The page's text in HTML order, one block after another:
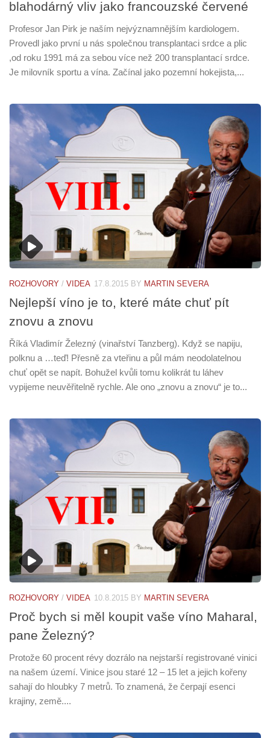
blahodárný vliv jako francouzské červené
Profesor Jan Pirk je naším nejvýznamnějším kardiologem.
Provedl jako první u nás společnou transplantaci srdce a plic
,od roku 1991 má za sebou více než 200 transplantací srdce.
Je milovník sportu a vína. Začínal jako pozemní hokejista,...
ROZHOVORY / VIDEA 17.8.2015 BY MARTIN SEVERA
Nejlepší víno je to, které máte chuť pít
znovu a znovu
Říká Vladimír Železný (vinařství Tanzberg). Když se napiju,
polknu a …teď! Přesně za vteřinu a půl mám neodolatelnou
chuť opět se napít. Bohužel kvůli tomu kolikrát tu láhev
vypijeme neuvěřitelně rychle. Ale ono „znovu a znovu“ je to...
ROZHOVORY / VIDEA 10.8.2015 BY MARTIN SEVERA
Proč bych si měl koupit vaše víno Maharal,
pane Železný?
Protože 60 procent révy dozrálo na nejstarší registrované vinici
na našem území. Vinice jsou staré 12 – 15 let a jejich kořeny
sahají do hloubky 7 metrů. To znamená, že čerpají esenci
krajiny, země....